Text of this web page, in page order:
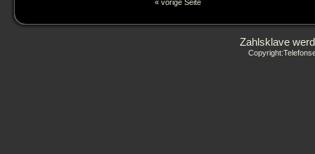
« vorige Seite
Zahlsklave